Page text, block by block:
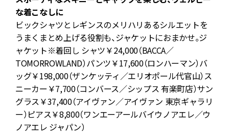
な着こなしに
ビックシャツとレギンスのメリハリあるシルエットを
うまくまとめ上げる役割も、ジャケットにおまかせ。ジ
ャケット※着回し シャツ￥24,000（BACCA／
TOMORROWLAND）パンツ￥17,600（ロンハーマン）バ
ッグ￥198,000（ザンケッティ／エリオポール代官山）ス
ニーカー￥7,700（コンバース／シップス 有楽町店）サン
グラス￥37,400（アイヴァン／アイヴァン 東京ギャラリ
ー）ピアス￥8,800（ワンエーアールバイウノアエレ／ウ
ノアエレ ジャパン）